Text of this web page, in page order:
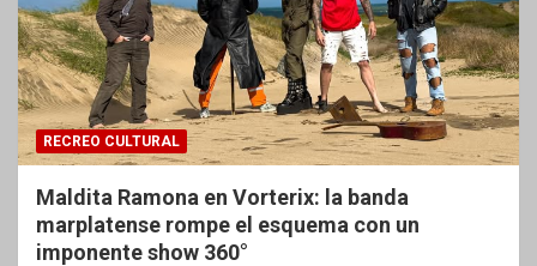
RECREO CULTURAL
Maldita Ramona en Vorterix: la banda
marplatense rompe el esquema con un
imponente show 360°